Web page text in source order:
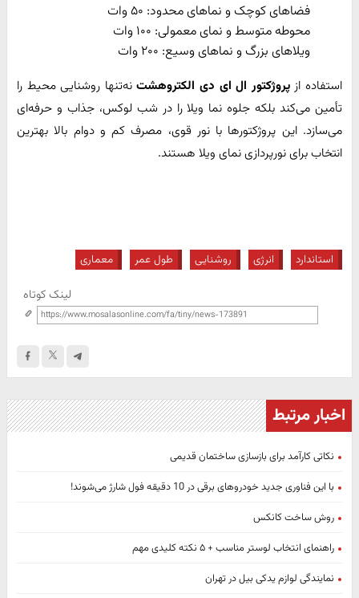
فضاهای کوچک و نماهای محدود: ۵۰ وات
محوطه متوسط و نمای معمولی: ۱۰۰ وات
ویلاهای بزرگ و نماهای وسیع: ۲۰۰ وات
استفاده ازپروژکتور ال ای دی الکتروهشتنه‌تنها روشنایی محیط را
تأمین می‌کند بلکه جلوه نما ویلا را در شب لوکس، جذاب و حرفه‌ای
می‌سازد. این پروژکتورها با نور قوی، مصرف کم و دوام بالا بهترین
انتخاب برای نورپردازی نمای ویلا هستند.
استاندارد انرژی روشنایی طول عمر معماری
لینک کوتاه
اخبار مرتبط
نکاتی کارآمد برای بازسازی ساختمان قدیمی
با این فناوری جدید خودروهای برقی در 10 دقیقه فول شارژ می‌شوند!
روش ساخت کانکس
راهنمای انتخاب لوستر مناسب + ۵ نکته کلیدی مهم
نمایندگی لوازم یدکی بیل در تهران